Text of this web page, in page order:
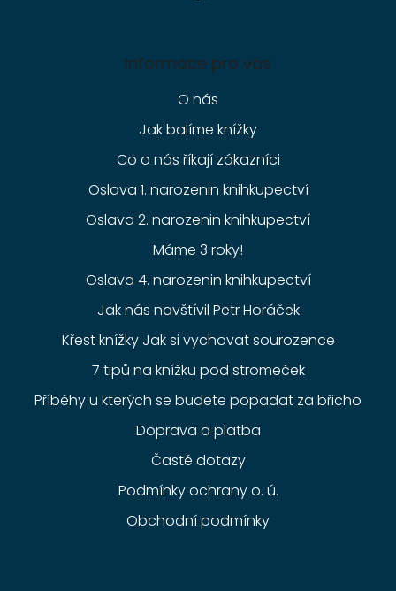
Informace pro vás
O nás
Jak balíme knížky
Co o nás říkají zákazníci
Oslava 1. narozenin knihkupectví
Oslava 2. narozenin knihkupectví
Máme 3 roky!
Oslava 4. narozenin knihkupectví
Jak nás navštívil Petr Horáček
Křest knížky Jak si vychovat sourozence
7 tipů na knížku pod stromeček
Příběhy u kterých se budete popadat za břicho
Doprava a platba
Časté dotazy
Podmínky ochrany o. ú.
Obchodní podmínky